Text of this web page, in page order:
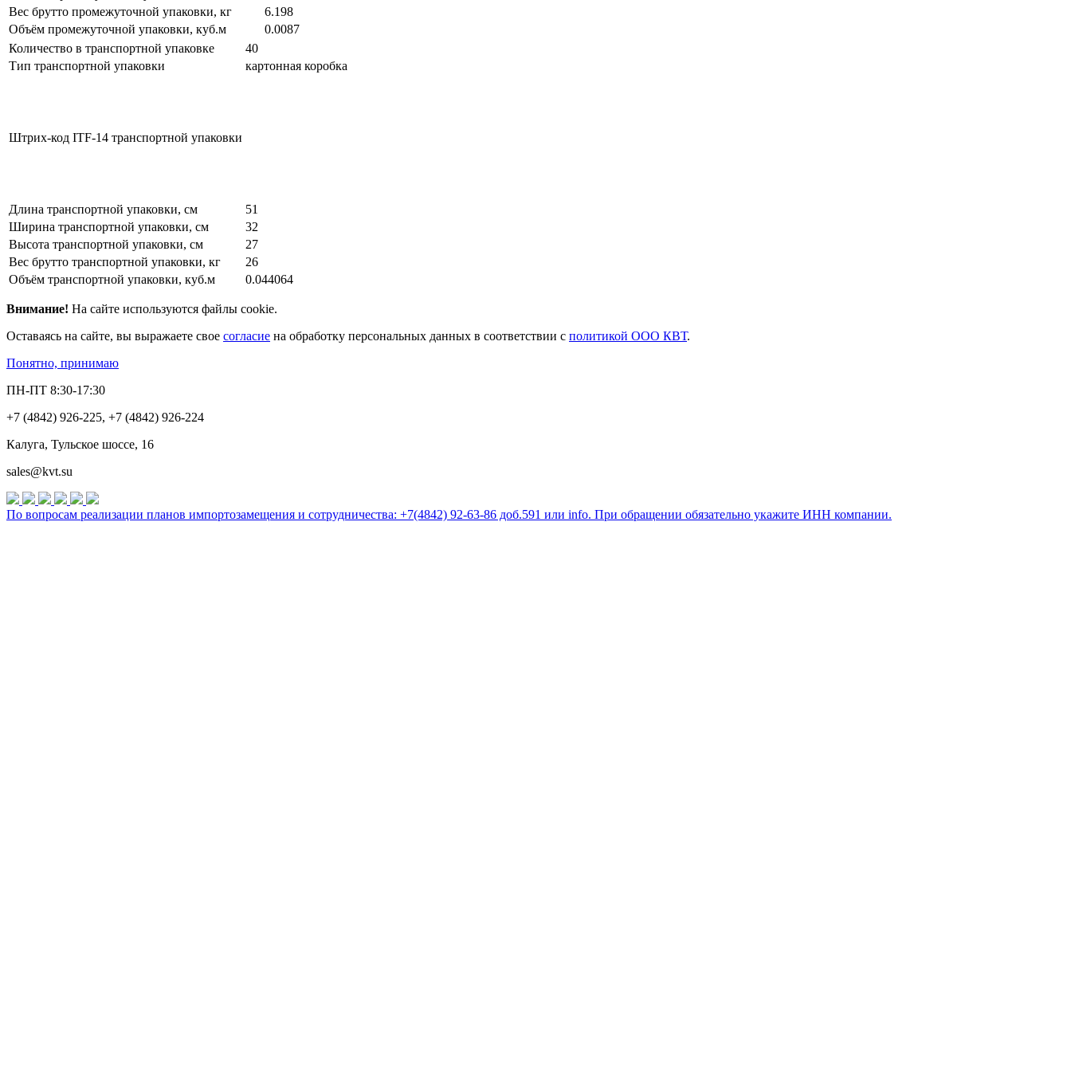
Вес брутто промежуточной упаковки, кг
6.198
Объём промежуточной упаковки, куб.м
0.0087
Количество в транспортной упаковке
40
Тип транспортной упаковки
картонная коробка
Штрих-код ITF-14 транспортной упаковки
Длина транспортной упаковки, см
51
Ширина транспортной упаковки, см
32
Высота транспортной упаковки, см
27
Вес брутто транспортной упаковки, кг
26
Объём транспортной упаковки, куб.м
0.044064
Внимание! На сайте используются файлы cookie.
Оставаясь на сайте, вы выражаете свое согласие на обработку персональных данных в соответствии с политикой ООО КВТ.
Понятно, принимаю
ПН-ПТ 8:30-17:30
+7 (4842) 926-225, +7 (4842) 926-224
Калуга, Тульское шоссе, 16
sales@kvt.su
По вопросам реализации планов импортозамещения и сотрудничества: +7(4842) 92-63-86 доб.591 или info. При обращении обязательно укажите ИНН компании.